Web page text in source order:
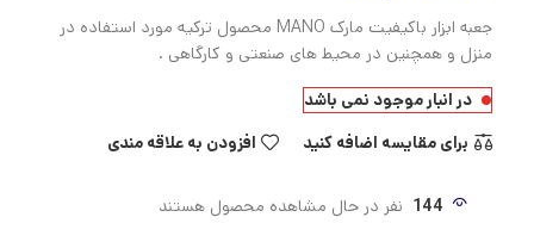
جعبه ابزار باکیفیت مارک MANO محصول ترکیه مورد استفاده در
منزل و همچنین در محیط های صنعتی و کارگاهی .
در انبار موجود نمی باشد
برای مقایسه اضافه کنید
افزودن به علاقه مندی
144 نفر در حال مشاهده محصول هستند